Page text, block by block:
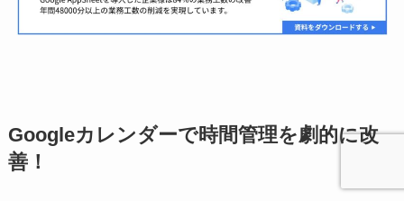
Googleカレンダーで時間管理を劇的に改
善！